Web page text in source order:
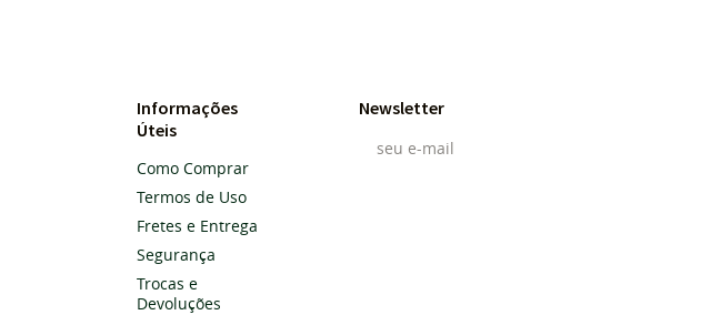
Informações
Úteis
Como Comprar
Termos de Uso
Fretes e Entrega
Segurança
Trocas e
Devoluções
Newsletter